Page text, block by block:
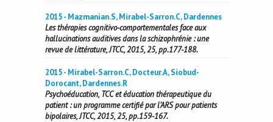
2015 - Mazmanian.S, Mirabel-Sarron.C, Dardennes
Les thérapies cognitivo-comportementales face aux
hallucinations auditives dans la schizophrénie : une
revue de littérature, JTCC, 2015, 25, pp.177-188.
2015 - Mirabel-Sarron.C, Docteur.A, Siobud-
Dorocant, Dardennes.R
Psychoéducation, TCC et éducation thérapeutique du
patient : un programme certifié par l’ARS pour patients
bipolaires, JTCC, 2015, 25, pp.159-167.